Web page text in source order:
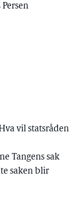
vil statsråden
Tangens sak
saken blir